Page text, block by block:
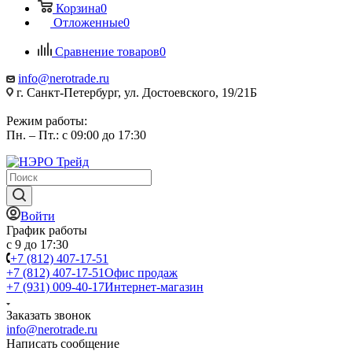
Корзина0
Отложенные0
Сравнение товаров0
info@nerotrade.ru
г. Санкт-Петербург, ул. Достоевского, 19/21Б
Режим работы:
Пн. – Пт.: с 09:00 до 17:30
Войти
График работы
с 9 до 17:30
+7 (812) 407-17-51
+7 (812) 407-17-51Офис продаж
+7 (931) 009-40-17Интернет-магазин
Заказать звонок
info@nerotrade.ru
Написать сообщение